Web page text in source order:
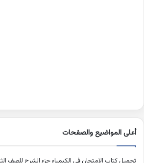
أعلى المواضيع والصفحات